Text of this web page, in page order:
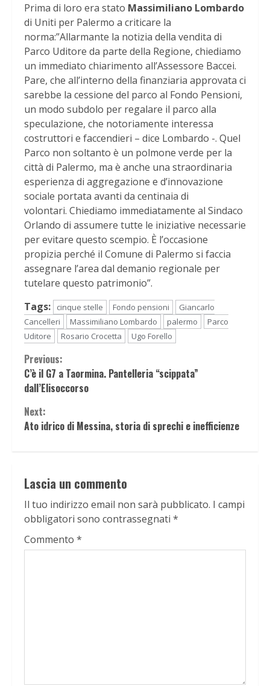
Prima di loro era stato Massimiliano Lombardo
di Uniti per Palermo a criticare la
norma:”Allarmante la notizia della vendita di
Parco Uditore da parte della Regione, chiediamo
un immediato chiarimento all’Assessore Baccei.
Pare, che all’interno della finanziaria approvata ci
sarebbe la cessione del parco al Fondo Pensioni,
un modo subdolo per regalare il parco alla
speculazione, che notoriamente interessa
costruttori e faccendieri – dice Lombardo -. Quel
Parco non soltanto è un polmone verde per la
città di Palermo, ma è anche una straordinaria
esperienza di aggregazione e d’innovazione
sociale portata avanti da centinaia di
volontari. Chiediamo immediatamente al Sindaco
Orlando di assumere tutte le iniziative necessarie
per evitare questo scempio. È l’occasione
propizia perché il Comune di Palermo si faccia
assegnare l’area dal demanio regionale per
tutelare questo patrimonio”.
Tags:
cinque stelle Fondo pensioni
Giancarlo
Cancelleri
Massimiliano Lombardo palermo
Parco
Uditore
Rosario Crocetta Ugo Forello
Continue
Reading
Previous:
C’è il G7 a Taormina. Pantelleria “scippata”
dall’Elisoccorso
Next:
Ato idrico di Messina, storia di sprechi e inefficienze
Lascia un commento
Il tuo indirizzo email non sarà pubblicato. I campi
obbligatori sono contrassegnati *
Commento *